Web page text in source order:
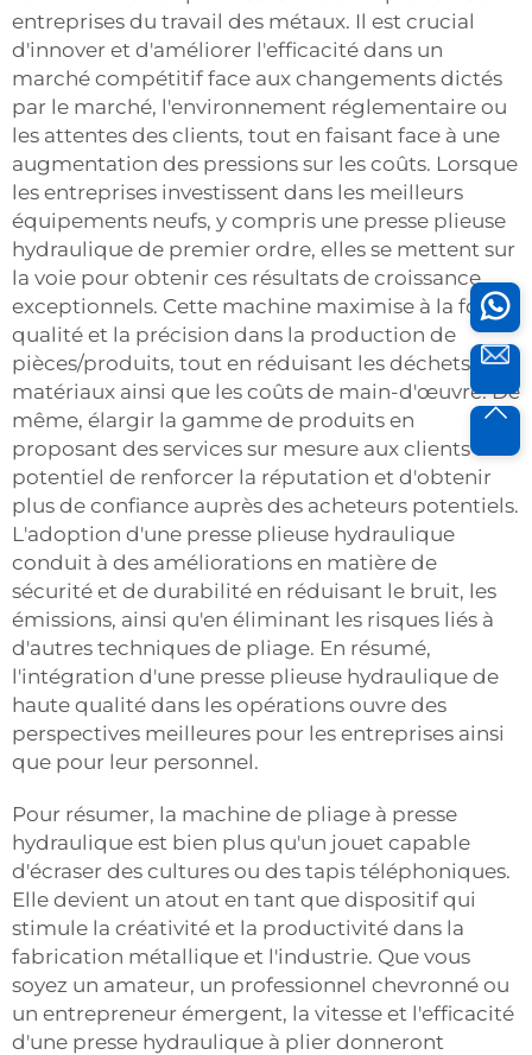
entreprises du travail des métaux. Il est crucial
d'innover et d'améliorer l'efficacité dans un
marché compétitif face aux changements dictés
par le marché, l'environnement réglementaire ou
les attentes des clients, tout en faisant face à une
augmentation des pressions sur les coûts. Lorsque
les entreprises investissent dans les meilleurs
équipements neufs, y compris une presse plieuse
hydraulique de premier ordre, elles se mettent sur
la voie pour obtenir ces résultats de croissance
exceptionnels. Cette machine maximise à la fois la
qualité et la précision dans la production de
pièces/produits, tout en réduisant les déchets de
matériaux ainsi que les coûts de main-d'œuvre. De
même, élargir la gamme de produits en
proposant des services sur mesure aux clients a le
potentiel de renforcer la réputation et d'obtenir
plus de confiance auprès des acheteurs potentiels.
L'adoption d'une presse plieuse hydraulique
conduit à des améliorations en matière de
sécurité et de durabilité en réduisant le bruit, les
émissions, ainsi qu'en éliminant les risques liés à
d'autres techniques de pliage. En résumé,
l'intégration d'une presse plieuse hydraulique de
haute qualité dans les opérations ouvre des
perspectives meilleures pour les entreprises ainsi
que pour leur personnel.
Pour résumer, la machine de pliage à presse
hydraulique est bien plus qu'un jouet capable
d'écraser des cultures ou des tapis téléphoniques.
Elle devient un atout en tant que dispositif qui
stimule la créativité et la productivité dans la
fabrication métallique et l'industrie. Que vous
soyez un amateur, un professionnel chevronné ou
un entrepreneur émergent, la vitesse et l'efficacité
d'une presse hydraulique à plier donneront